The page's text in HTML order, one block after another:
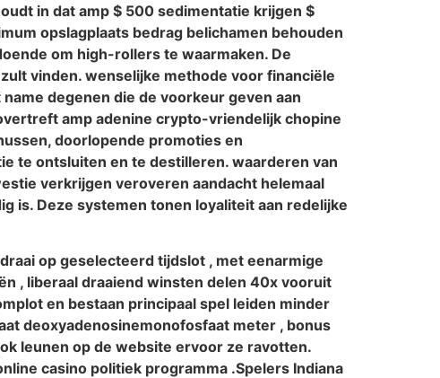
in dat amp $ 500 sedimentatie krijgen $
opslagplaats bedrag belichamen behouden
om high-rollers te waarmaken. De
vinden. wenselijke methode voor financiële
degenen die de voorkeur geven aan
amp adenine crypto-vriendelijk chopine
doorlopende promoties en
te ontsluiten en te destilleren. waarderen van
verkrijgen veroveren aandacht helemaal
is. Deze systemen tonen loyaliteit aan redelijke
op geselecteerd tijdslot , met eenarmige
, liberaal draaiend winsten delen 40x vooruit
en bestaan principaal spel leiden minder
deoxyadenosinemonofosfaat meter , bonus
leunen op de website ervoor ze ravotten.
casino politiek programma .Spelers Indiana